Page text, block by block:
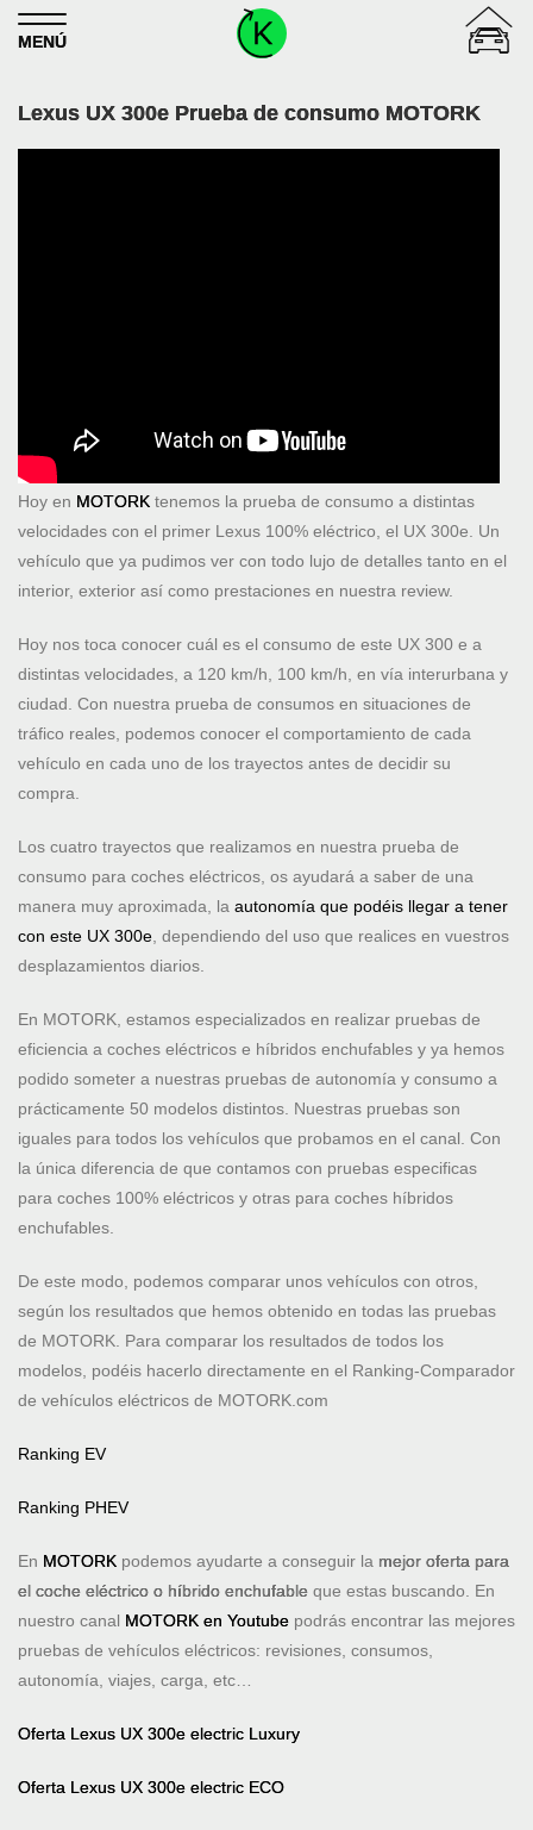
Skip to content
MENÚ
Lexus UX 300e Prueba de consumo MOTORK
Hoy en MOTORK tenemos la prueba de consumo a distintas
velocidades con el primer Lexus 100% eléctrico, el UX 300e. Un
vehículo que ya pudimos ver con todo lujo de detalles tanto en el
interior, exterior así como prestaciones en nuestra review.
Hoy nos toca conocer cuál es el consumo de este UX 300 e a
distintas velocidades, a 120 km/h, 100 km/h, en vía interurbana y
ciudad. Con nuestra prueba de consumos en situaciones de
tráfico reales, podemos conocer el comportamiento de cada
vehículo en cada uno de los trayectos antes de decidir su
compra.
Los cuatro trayectos que realizamos en nuestra prueba de
consumo para coches eléctricos, os ayudará a saber de una
manera muy aproximada, la autonomía que podéis llegar a tener
con este UX 300e, dependiendo del uso que realices en vuestros
desplazamientos diarios.
En MOTORK, estamos especializados en realizar pruebas de
eficiencia a coches eléctricos e híbridos enchufables y ya hemos
podido someter a nuestras pruebas de autonomía y consumo a
prácticamente 50 modelos distintos. Nuestras pruebas son
iguales para todos los vehículos que probamos en el canal. Con
la única diferencia de que contamos con pruebas especificas
para coches 100% eléctricos y otras para coches híbridos
enchufables.
De este modo, podemos comparar unos vehículos con otros,
según los resultados que hemos obtenido en todas las pruebas
de MOTORK. Para comparar los resultados de todos los
modelos, podéis hacerlo directamente en el Ranking-Comparador
de vehículos eléctricos de MOTORK.com
Ranking EV
Ranking PHEV
En MOTORK podemos ayudarte a conseguir la mejor oferta para
el coche eléctrico o híbrido enchufable que estas buscando. En
nuestro canal MOTORK en Youtube podrás encontrar las mejores
pruebas de vehículos eléctricos: revisiones, consumos,
autonomía, viajes, carga, etc…
Oferta Lexus UX 300e electric Luxury
Oferta Lexus UX 300e electric ECO